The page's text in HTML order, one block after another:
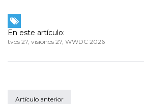
En este artículo:
tvos 27, visionos 27, WWDC 2026
Artículo anterior